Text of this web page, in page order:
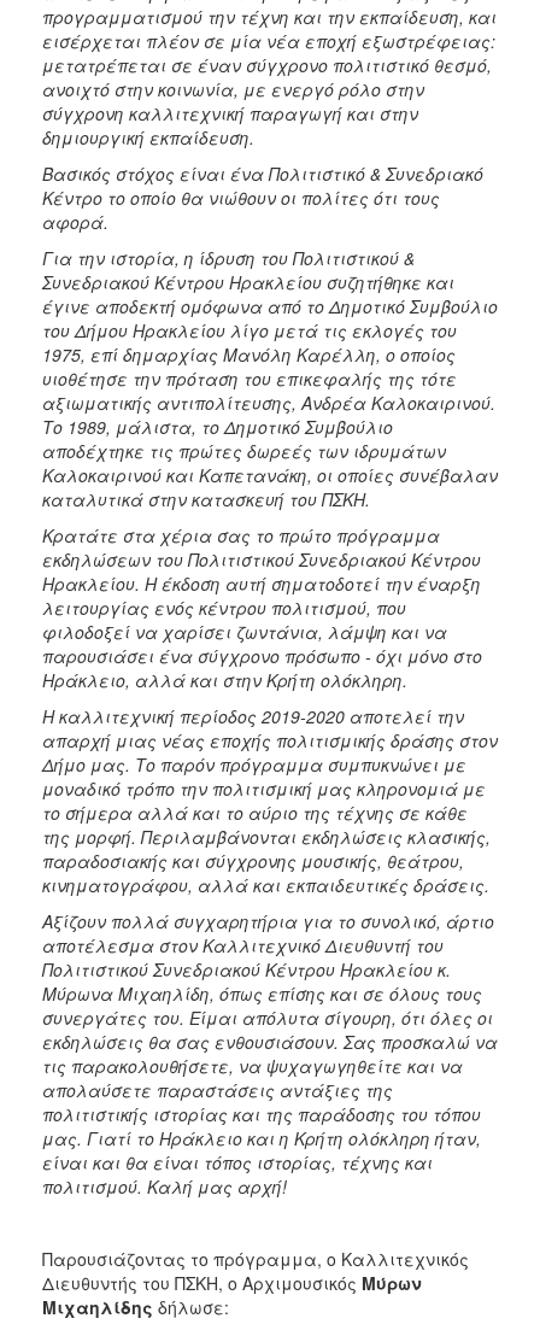
προγραμματισμού την τέχνη και την εκπαίδευση, και
εισέρχεται πλέον σε μία νέα εποχή εξωστρέφειας:
μετατρέπεται σε έναν σύγχρονο πολιτιστικό θεσμό,
ανοιχτό στην κοινωνία, με ενεργό ρόλο στην
σύγχρονη καλλιτεχνική παραγωγή και στην
δημιουργική εκπαίδευση.
Βασικός στόχος είναι ένα Πολιτιστικό & Συνεδριακό
Κέντρο το οποίο θα νιώθουν οι πολίτες ότι τους
αφορά.
Για την ιστορία, η ίδρυση του Πολιτιστικού &
Συνεδριακού Κέντρου Ηρακλείου συζητήθηκε και
έγινε αποδεκτή ομόφωνα από το Δημοτικό Συμβούλιο
του Δήμου Ηρακλείου λίγο μετά τις εκλογές του
1975, επί δημαρχίας Μανόλη Καρέλλη, ο οποίος
υιοθέτησε την πρόταση του επικεφαλής της τότε
αξιωματικής αντιπολίτευσης, Ανδρέα Καλοκαιρινού.
Το 1989, μάλιστα, το Δημοτικό Συμβούλιο
αποδέχτηκε τις πρώτες δωρεές των ιδρυμάτων
Καλοκαιρινού και Καπετανάκη, οι οποίες συνέβαλαν
καταλυτικά στην κατασκευή του ΠΣΚΗ.
Κρατάτε στα χέρια σας το πρώτο πρόγραμμα
εκδηλώσεων του Πολιτιστικού Συνεδριακού Κέντρου
Ηρακλείου. Η έκδοση αυτή σηματοδοτεί την έναρξη
λειτουργίας ενός κέντρου πολιτισμού, που
φιλοδοξεί να χαρίσει ζωντάνια, λάμψη και να
παρουσιάσει ένα σύγχρονο πρόσωπο - όχι μόνο στο
Ηράκλειο, αλλά και στην Κρήτη ολόκληρη.
Η καλλιτεχνική περίοδος 2019-2020 αποτελεί την
απαρχή μιας νέας εποχής πολιτισμικής δράσης στον
Δήμο μας. Το παρόν πρόγραμμα συμπυκνώνει με
μοναδικό τρόπο την πολιτισμική μας κληρονομιά με
το σήμερα αλλά και το αύριο της τέχνης σε κάθε
της μορφή. Περιλαμβάνονται εκδηλώσεις κλασικής,
παραδοσιακής και σύγχρονης μουσικής, θεάτρου,
κινηματογράφου, αλλά και εκπαιδευτικές δράσεις.
Αξίζουν πολλά συγχαρητήρια για το συνολικό, άρτιο
αποτέλεσμα στον Καλλιτεχνικό Διευθυντή του
Πολιτιστικού Συνεδριακού Κέντρου Ηρακλείου κ.
Μύρωνα Μιχαηλίδη, όπως επίσης και σε όλους τους
συνεργάτες του. Είμαι απόλυτα σίγουρη, ότι όλες οι
εκδηλώσεις θα σας ενθουσιάσουν. Σας προσκαλώ να
τις παρακολουθήσετε, να ψυχαγωγηθείτε και να
απολαύσετε παραστάσεις αντάξιες της
πολιτιστικής ιστορίας και της παράδοσης του τόπου
μας. Γιατί το Ηράκλειο και η Κρήτη ολόκληρη ήταν,
είναι και θα είναι τόπος ιστορίας, τέχνης και
πολιτισμού. Καλή μας αρχή!
Παρουσιάζοντας το πρόγραμμα, ο Καλλιτεχνικός
Διευθυντής του ΠΣΚΗ, ο Αρχιμουσικός Μύρων
Μιχαηλίδης δήλωσε: